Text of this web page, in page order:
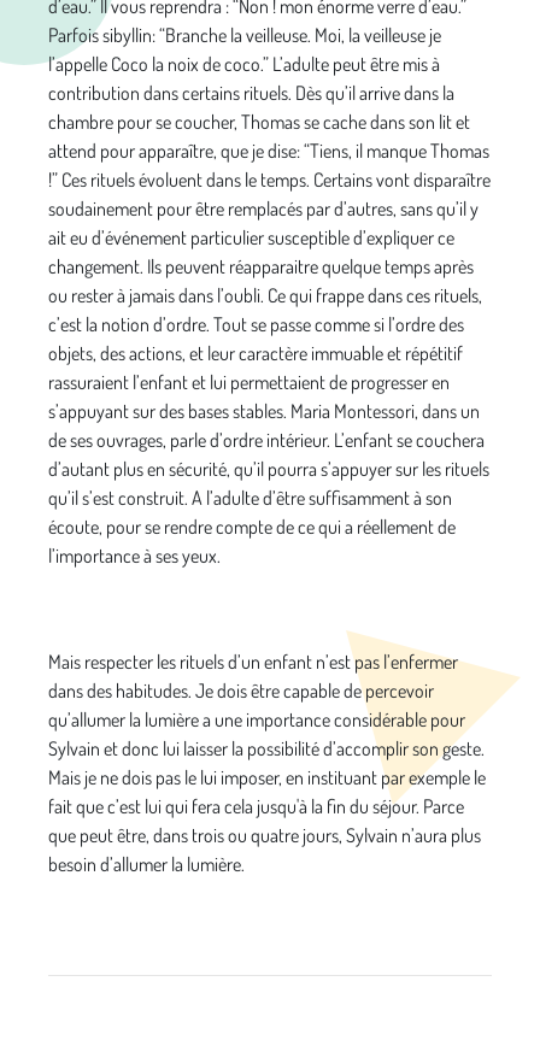
d’eau.” Il vous reprendra : “Non ! mon énorme verre d’eau.”
Parfois sibyllin: “Branche la veilleuse. Moi, la veilleuse je
l’appelle Coco la noix de coco.” L’adulte peut être mis à
contribution dans certains rituels. Dès qu’il arrive dans la
chambre pour se coucher, Thomas se cache dans son lit et
attend pour apparaître, que je dise: “Tiens, il manque Thomas
!” Ces rituels évoluent dans le temps. Certains vont disparaître
soudainement pour être remplacés par d’autres, sans qu’il y
ait eu d’événement particulier susceptible d’expliquer ce
changement. Ils peuvent réapparaitre quelque temps après
ou rester à jamais dans l’oubli. Ce qui frappe dans ces rituels,
c’est la notion d’ordre. Tout se passe comme si l’ordre des
objets, des actions, et leur caractère immuable et répétitif
rassuraient l’enfant et lui permettaient de progresser en
s’appuyant sur des bases stables. Maria Montessori, dans un
de ses ouvrages, parle d’ordre intérieur. L’enfant se couchera
d’autant plus en sécurité, qu’il pourra s’appuyer sur les rituels
qu’il s’est construit. A l’adulte d’être suffisamment à son
écoute, pour se rendre compte de ce qui a réellement de
l’importance à ses yeux.
Mais respecter les rituels d’un enfant n’est pas l’enfermer
dans des habitudes. Je dois être capable de percevoir
qu’allumer la lumière a une importance considérable pour
Sylvain et donc lui laisser la possibilité d’accomplir son geste.
Mais je ne dois pas le lui imposer, en instituant par exemple le
fait que c’est lui qui fera cela jusqu'à la fin du séjour. Parce
que peut être, dans trois ou quatre jours, Sylvain n’aura plus
besoin d’allumer la lumière.